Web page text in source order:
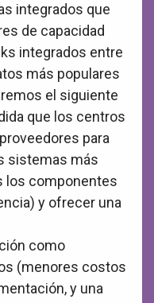
integrados que
de capacidad
integrados entre
más populares
el siguiente
que los centros
para
sistemas más
los componentes
y ofrecer una
como
(menores costos
y una